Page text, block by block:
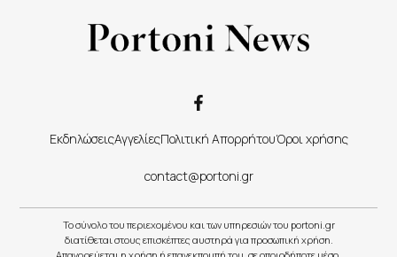
ΕκδηλώσειςΑγγελίεςΠολιτική ΑπορρήτουΌροι χρήσης
contact@portoni.gr
Το σύνολο του περιεχομένου και των υπηρεσιών του portoni.gr
διατίθεται στους επισκέπτες αυστηρά για προσωπική χρήση.